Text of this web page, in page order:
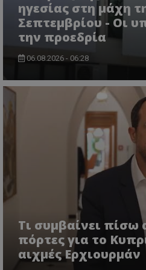
ηγεσίας στη μάχη
Σεπτεμβρίου - Οι
την προεδρία
06.08.2026 - 06:28
Τι συμβαίνει πίσω
πόρτες για το
αιχμές Ερχιουρμάν